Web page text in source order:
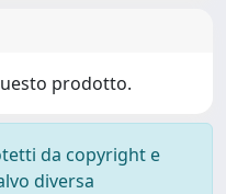
prodotto.
da copyright e
diversa